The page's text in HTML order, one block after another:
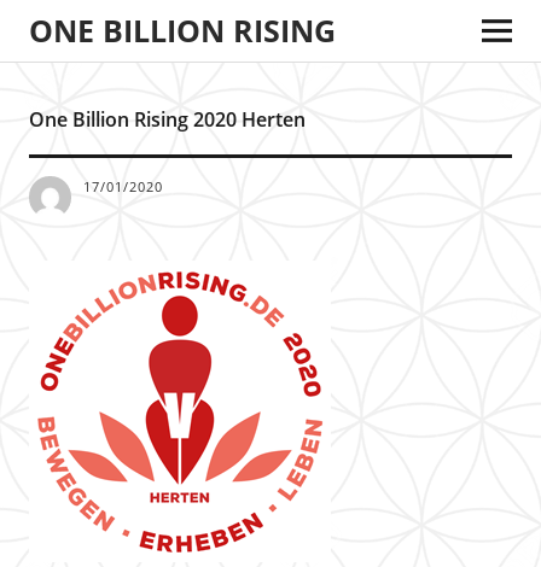
ONE BILLION RISING
One Billion Rising 2020 Herten
17/01/2020